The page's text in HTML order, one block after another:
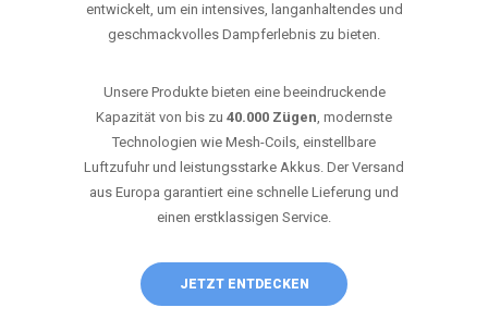
entwickelt, um ein intensives, langanhaltendes und
geschmackvolles Dampferlebnis zu bieten.
Unsere Produkte bieten eine beeindruckende
Kapazität von bis zu 40.000 Zügen, modernste
Technologien wie Mesh-Coils, einstellbare
Luftzufuhr und leistungsstarke Akkus. Der Versand
aus Europa garantiert eine schnelle Lieferung und
einen erstklassigen Service.
JETZT ENTDECKEN